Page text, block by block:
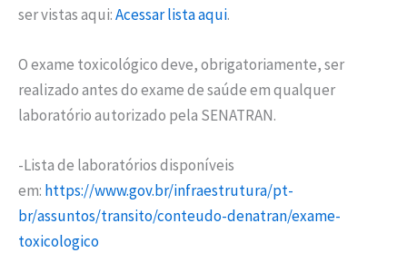
ser vistas aqui:Acessar lista aqui.
O exame toxicológico deve, obrigatoriamente, ser
realizado antes do exame de saúde em qualquer
laboratório autorizado pela SENATRAN.
-Lista de laboratórios disponíveis
em: https://www.gov.br/infraestrutura/pt-
br/assuntos/transito/conteudo-denatran/exame-
toxicologico